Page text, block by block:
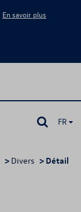
En savoir plus
FR
> Divers > Détail